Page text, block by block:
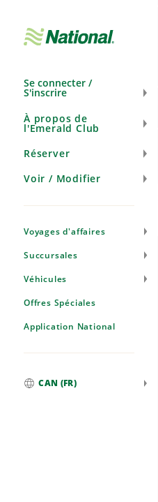
navigation
Se connecter /
S'inscrire
À propos de
l'Emerald Club
Réserver
Voir / Modifier
Voyages d'affaires
Succursales
Véhicules
Offres Spéciales
Application National
CAN (FR)